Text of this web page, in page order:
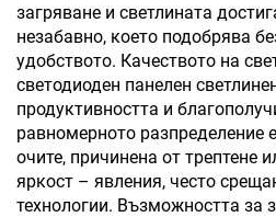
загряване и светлината
незабавно, което подобрява
удобството. Качеството на
светодиоден панелен
продуктивността и
равномерното разпределение
очите, причинена от трептене
яркост – явления, често
технологии. Възможността за